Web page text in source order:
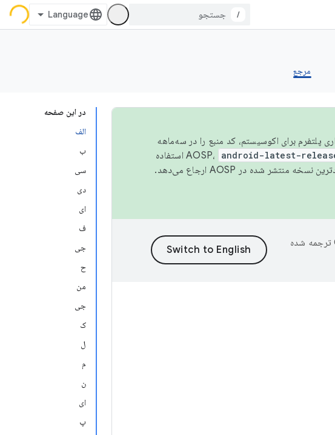
/
مرجع
در این صفحه
الف
ب
سی
دی
ای
ف
جی
ح
من
جی
ک
ل
م
ن
ای
پ
پلتفرم برای اکوسیستم، کد منبع را در سه‌ماهه
android-latest-
استفاده
همیشه به جدیدترین نسخه منتشر شده در AOSP ارجاع می‌دهد.
ترجمه شده